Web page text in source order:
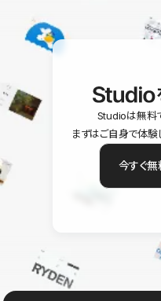
Studioは無料
まずはご自身で体験
今すぐ無